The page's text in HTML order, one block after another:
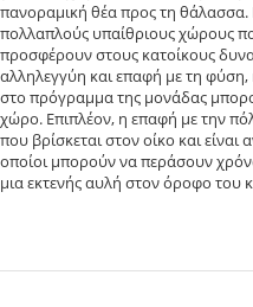
πανοραμική θέα προς τη θάλασσα.
πολλαπλούς υπαίθριους χώρους
προσφέρουν στους κατοίκους
αλληλεγγύη και επαφή με τη
στο πρόγραμμα της μονάδας
χώρο. Επιπλέον, η επαφή με την
που βρίσκεται στον οίκο και είναι
οποίοι μπορούν να περάσουν
μια εκτενής αυλή στον όροφο του